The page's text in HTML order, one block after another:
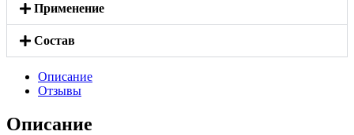
Применение
Состав
Описание
Отзывы
Описание